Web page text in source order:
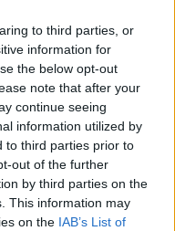
to third parties, or
information for
the below opt-out
note that after your
continue seeing
information utilized by
to third parties prior to
out of the further
by third parties on the
This information may
on the IAB’s List of
Télikertjében. Az
került sor 1967-
Mucsi Zoltán,
Kövesi Csenge és